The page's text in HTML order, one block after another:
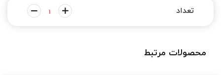
محصولات مرتبط